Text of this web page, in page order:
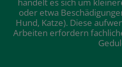
oder etwa
Hund, Katze). Diese
Arbeiten erfordern